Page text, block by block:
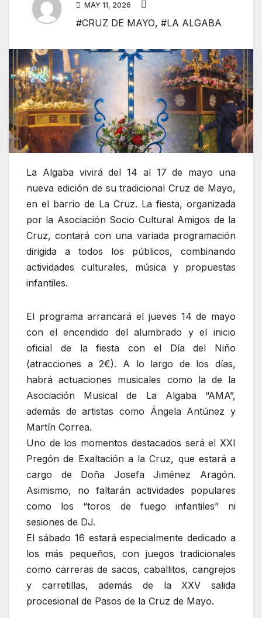
MAY 11, 2026
#CRUZ DE MAYO, #LA ALGABA
La Algaba vivirá del 14 al 17 de mayo una
nueva edición de su tradicional Cruz de Mayo,
en el barrio de La Cruz. La fiesta, organizada
por la Asociación Socio Cultural Amigos de la
Cruz, contará con una variada programación
dirigida a todos los públicos, combinando
actividades culturales, música y propuestas
infantiles.
El programa arrancará el jueves 14 de mayo
con el encendido del alumbrado y el inicio
oficial de la fiesta con el Día del Niño
(atracciones a 2€). A lo largo de los días,
habrá actuaciones musicales como la de la
Asociación Musical de La Algaba “AMA”,
además de artistas como Ángela Antúnez y
Martín Correa.
Uno de los momentos destacados será el XXI
Pregón de Exaltación a la Cruz, que estará a
cargo de Doña Josefa Jiménez Aragón.
Asimismo, no faltarán actividades populares
como los “toros de fuego infantiles” ni
sesiones de DJ.
El sábado 16 estará especialmente dedicado a
los más pequeños, con juegos tradicionales
como carreras de sacos, caballitos, cangrejos
y carretillas, además de la XXV salida
procesional de Pasos de la Cruz de Mayo.